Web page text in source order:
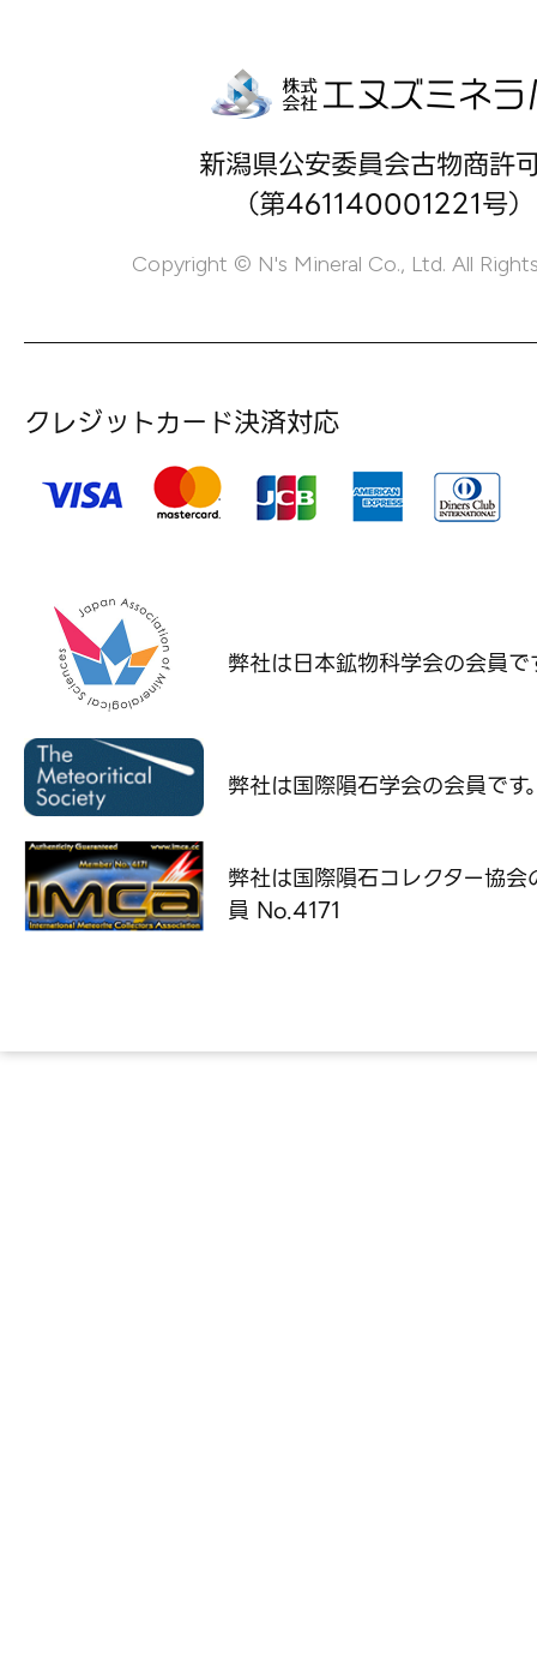
新潟県公安委員会古物商許
（第461140001221号）
Copyright © N's Mineral Co., Ltd. All
クレジットカード決済対応
弊社は日本鉱物科学会の会員で
弊社は国際隕石学会の会員です
弊社は国際隕石コレクター協会
員 No.4171